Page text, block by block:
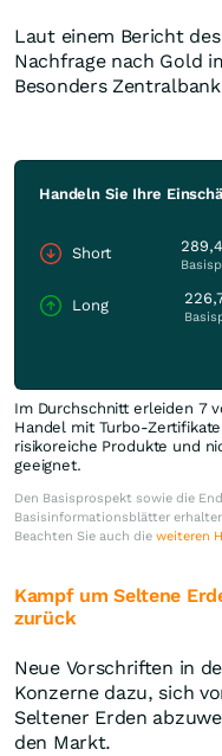
Laut einem Bericht
Nachfrage nach Gold
Besonders
Handeln Sie Ihre
Short
Long
Im Durchschnitt erleiden 7
Handel mit Turbo-
risikoreiche Produkte und
geeignet.
Den Basisprospekt sowie die
Basisinformationsblätter
Beachten Sie auch die weiteren
Kampf um Seltene
zurück
Neue Vorschriften in
Konzerne dazu, sich
Seltener Erden
den Markt.